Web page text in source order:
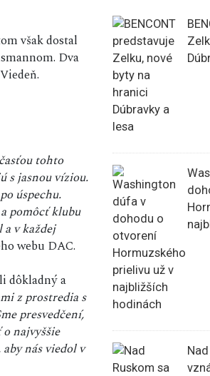
však dostal
Dva
tohto
s jasnou víziou.
úspechu.
pomôcť klubu
v každej
webu DAC.
dôkladný a
z prostredia s
presvedčení,
najvyššie
nás viedol v